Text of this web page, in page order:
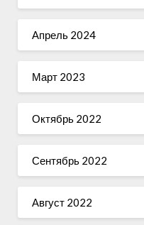
Апрель 2024
Март 2023
Октябрь 2022
Сентябрь 2022
Август 2022